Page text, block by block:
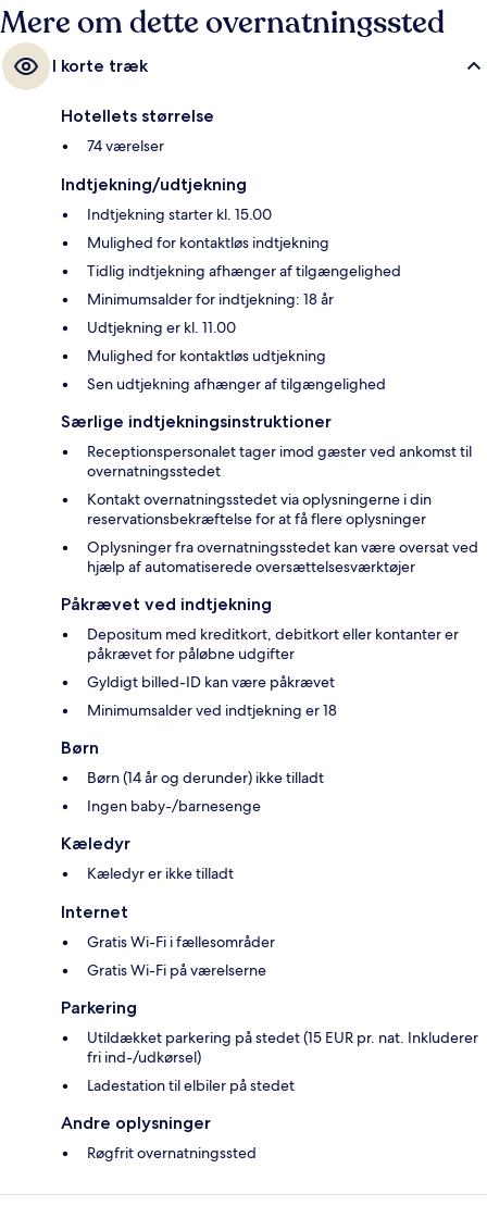
Mere om dette overnatningssted
I korte træk
Hotellets størrelse
74 værelser
Indtjekning/udtjekning
Indtjekning starter kl. 15.00
Mulighed for kontaktløs indtjekning
Tidlig indtjekning afhænger af tilgængelighed
Minimumsalder for indtjekning: 18 år
Udtjekning er kl. 11.00
Mulighed for kontaktløs udtjekning
Sen udtjekning afhænger af tilgængelighed
Særlige indtjekningsinstruktioner
Receptionspersonalet tager imod gæster ved ankomst til
overnatningsstedet
Kontakt overnatningsstedet via oplysningerne i din
reservationsbekræftelse for at få flere oplysninger
Oplysninger fra overnatningsstedet kan være oversat ved
hjælp af automatiserede oversættelsesværktøjer
Påkrævet ved indtjekning
Depositum med kreditkort, debitkort eller kontanter er
påkrævet for påløbne udgifter
Gyldigt billed-ID kan være påkrævet
Minimumsalder ved indtjekning er 18
Børn
Børn (14 år og derunder) ikke tilladt
Ingen baby-/barnesenge
Kæledyr
Kæledyr er ikke tilladt
Internet
Gratis Wi-Fi i fællesområder
Gratis Wi-Fi på værelserne
Parkering
Utildækket parkering på stedet (15 EUR pr. nat. Inkluderer
fri ind-/udkørsel)
Ladestation til elbiler på stedet
Andre oplysninger
Røgfrit overnatningssted